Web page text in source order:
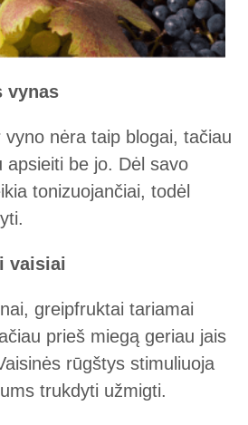
vynas
nėra taip blogai, tačiau
apsieiti be jo. Dėl savo
tonizuojančiai, todėl
vaisiai
greipfruktai tariamai
prieš miegą geriau jais
rūgštys stimuliuoja
trukdyti užmigti.